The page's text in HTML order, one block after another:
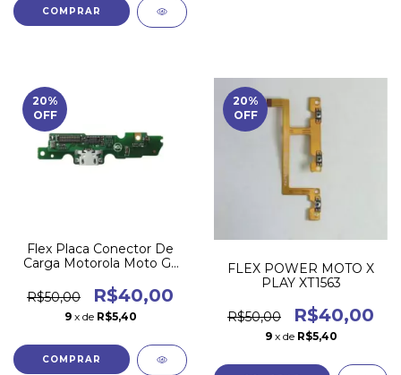
20%
OFF
Flex Placa Conector De
Carga Motorola Moto G5
R$50,00
R$40,00
9 x de R$5,40
20%
OFF
FLEX POWER MOTO X
PLAY XT1563
R$50,00 R$40,00
9 x de R$5,40